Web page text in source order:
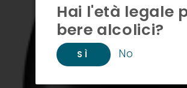
Hai l'età legale
bere alcolici?
SÌ No